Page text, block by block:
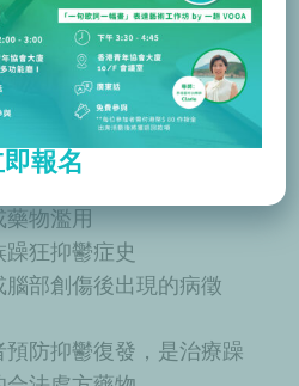
療以下病徵比較有效：
物濫用
狂抑鬱症史
部創傷後出現的病徵
防抑鬱復發，是治療躁
報名